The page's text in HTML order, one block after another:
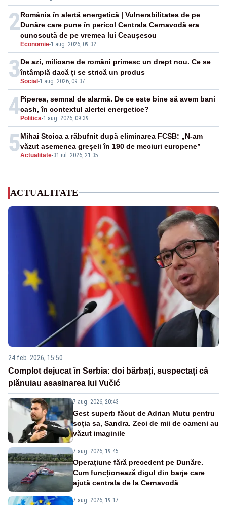
2
Economie-1 aug. 2026, 09:32
România în alertă energetică | Vulnerabilitatea de pe
Dunăre care pune în pericol Centrala Cernavodă era
cunoscută de pe vremea lui Ceaușescu
3Social-1 aug. 2026, 09:37
De azi, milioane de români primesc un drept nou. Ce se
întâmplă dacă ți se strică un produs
4Politica-1 aug. 2026, 09:39
Piperea, semnal de alarmă. De ce este bine să avem bani
cash, în contextul alertei energetice?
5Actualitate-31 iul. 2026, 21:35
Mihai Stoica a răbufnit după eliminarea FCSB: „N-am
văzut asemenea greșeli în 190 de meciuri europene”
ACTUALITATE
24 feb. 2026, 15:50
Complot dejucat în Serbia: doi bărbați, suspectați că
plănuiau asasinarea lui Vučić
7 aug. 2026, 20:43
Gest superb făcut de Adrian Mutu pentru
soția sa, Sandra. Zeci de mii de oameni au
văzut imaginile
7 aug. 2026, 19:45
Operațiune fără precedent pe Dunăre.
Cum funcționează digul din barje care
ajută centrala de la Cernavodă
7 aug. 2026, 19:17